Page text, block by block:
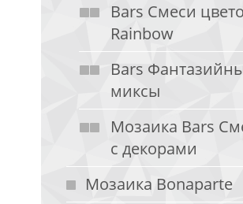
Bars Смеси
Rainbow
Bars
миксы
Мозаика Bars
с декорами
Мозаика Bonaparte